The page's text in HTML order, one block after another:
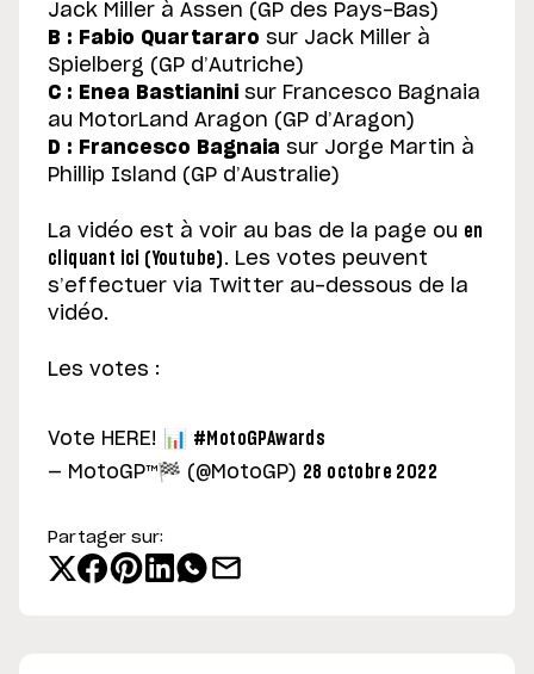
Jack Miller à Assen (GP des Pays-Bas)
B : Fabio Quartararo sur Jack Miller à
Spielberg (GP d’Autriche)
C : Enea Bastianini sur Francesco Bagnaia
au MotorLand Aragon (GP d’Aragon)
D : Francesco Bagnaia sur Jorge Martin à
Phillip Island (GP d’Australie)
La vidéo est à voir au bas de la page ou en
cliquant ici (Youtube). Les votes peuvent
s’effectuer via Twitter au-dessous de la
vidéo.
Les votes :
Vote HERE! 📊 #MotoGPAwards
— MotoGP™🏁 (@MotoGP) 28 octobre 2022
Partager sur: